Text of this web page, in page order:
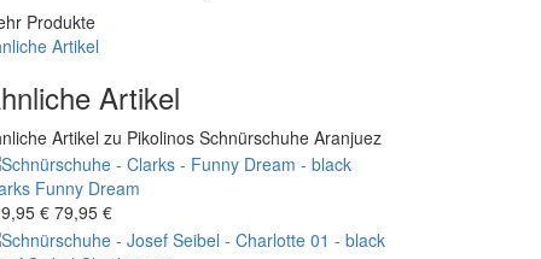
Produkte
Artikel
Artikel
Artikel zu Pikolinos Schnürschuhe Aranjuez
Funny Dream
€ 79,95 €